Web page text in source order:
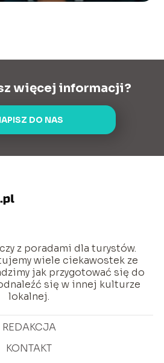
więcej informacji?
DO NAS
z poradami dla turystów.
wiele ciekawostek ze
jak przygotować się do
się w innej kulturze
lokalnej.
REDAKCJA
KONTAKT